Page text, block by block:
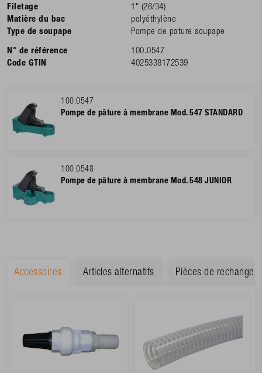
Filetage
1" (26/34)
Matière du bac
polyéthylène
Type de soupape
Pompe de pature soupape
N° de référence
100.0547
Code GTIN
4025338172539
100.0547
Pompe de pâture à membrane Mod. 547 STANDARD
100.0548
Pompe de pâture à membrane Mod. 548 JUNIOR
Accessoires Articles alternatifs Pièces de rechange